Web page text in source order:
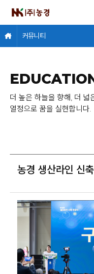
커뮤니티
더 높은 하늘을 향해, 더 넓
열정으로 꿈을 실현합니다.
농경 생산라인